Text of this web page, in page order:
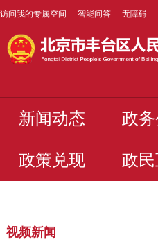
访问我的专属空间 智能问答 无障碍
新闻动态 政
政策兑现 政
视频新闻